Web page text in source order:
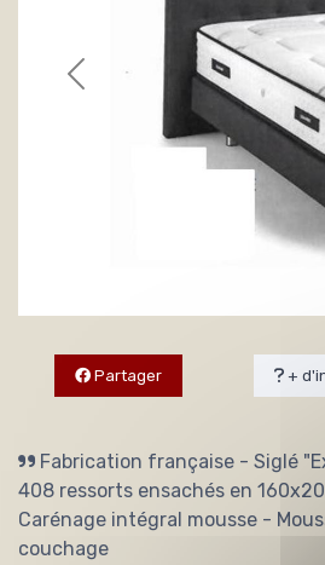
Partager +
Fabrication française - Siglé
408 ressorts ensachés en
Carénage intégral mousse -
couchage